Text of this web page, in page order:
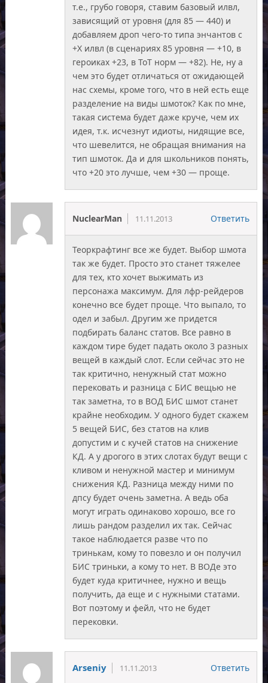
т.е., грубо говоря, ставим базовый илвл,
зависящий от уровня (для 85 — 440) и
добавляем дроп чего-то типа энчантов с
+Х илвл (в сценариях 85 уровня — +10, в
героиках +23, в ТоТ норм — +82). Не, ну а
чем это будет отличаться от ожидающей
нас схемы, кроме того, что в ней есть еще
разделение на виды шмоток? Как по мне,
такая система будет даже круче, чем их
идея, т.к. исчезнут идиоты, нидящие все,
что шевелится, не обращая внимания на
тип шмоток. Да и для школьников понять,
что +20 это лучше, чем +30 — проще.
NuclearMan 11.11.2013 Ответить
Теоркрафтинг все же будет. Выбор шмота
так же будет. Просто это станет тяжелее
для тех, кто хочет выжимать из
персонажа максимум. Для лфр-рейдеров
конечно все будет проще. Что выпало, то
одел и забыл. Другим же придется
подбирать баланс статов. Все равно в
каждом тире будет падать около 3 разных
вещей в каждый слот. Если сейчас это не
так критично, ненужный стат можно
перековать и разница с БИС вещью не
так заметна, то в ВОД БИС шмот станет
крайне необходим. У одного будет скажем
5 вещей БИС, без статов на клив
допустим и с кучей статов на снижение
КД. А у дрогого в этих слотах будут вещи с
кливом и ненужной мастер и минимум
снижения КД. Разница между ними по
дпсу будет очень заметна. А ведь оба
могут играть одинаково хорошо, все го
лишь рандом разделил их так. Сейчас
такое наблюдается разве что по
тринькам, кому то повезло и он получил
БИС триньки, а кому то нет. В ВОДе это
будет куда критичнее, нужно и вещь
получить, да еще и с нужными статами.
Вот поэтому и фейл, что не будет
перековки.
Arseniy 11.11.2013 Ответить